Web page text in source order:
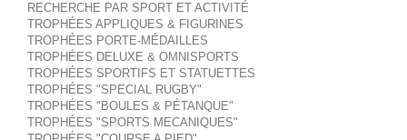
RECHERCHE PAR SPORT ET ACTIVITÉ
TROPHÉES APPLIQUES & FIGURINES
TROPHÉES PORTE-MÉDAILLES
TROPHÉES DELUXE & OMNISPORTS
TROPHÉES SPORTIFS ET STATUETTES
TROPHÉES "SPECIAL RUGBY"
TROPHÉES "BOULES & PÉTANQUE"
TROPHÉES "SPORTS MECANIQUES"